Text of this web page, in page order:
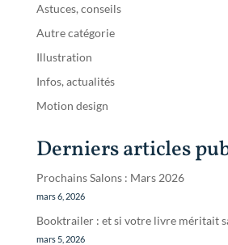
Astuces, conseils
Autre catégorie
Illustration
Infos, actualités
Motion design
Derniers articles
Prochains Salons : Mars 2026
mars 6, 2026
Booktrailer : et si votre livre méritait
mars 5, 2026